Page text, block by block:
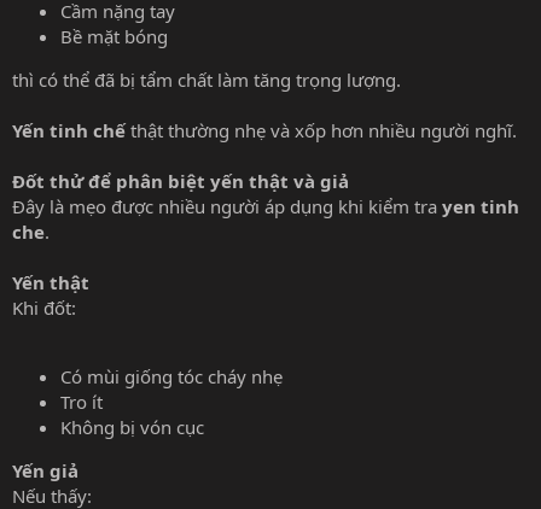
Cầm nặng tay
Bề mặt bóng
thì có thể đã bị tẩm chất làm tăng trọng lượng.
Yến tinh chếthật thường nhẹ và xốp hơn nhiều người nghĩ.
Đốt thử để phân biệt yến thật và giả
Đây là mẹo được nhiều người áp dụng khi kiểm tra yen tinh
che.
Yến thật
Khi đốt:
Có mùi giống tóc cháy nhẹ
Tro ít
Không bị vón cục
Yến giả
Nếu thấy: